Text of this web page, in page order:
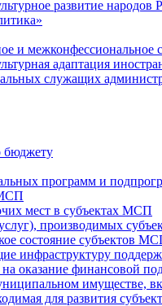
развитие народов
и межконфессиональное
адаптация
служащих
бюджету
программ и
мест в субъектах МСП
производимых
состояние субъектов
инфраструктуру
оказание финансовой
имуществе,
для развития